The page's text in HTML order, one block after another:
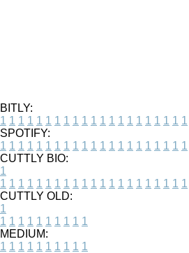
BITLY:
1 1 1 1 1 1 1 1 1 1 1 1 1 1 1 1 1 1 1 1 1
SPOTIFY:
1 1 1 1 1 1 1 1 1 1 1 1 1 1 1 1 1 1 1 1 1
CUTTLY BIO:
1
1 1 1 1 1 1 1 1 1 1 1 1 1 1 1 1 1 1 1 1 1
CUTTLY OLD:
1
1 1 1 1 1 1 1 1 1 1
MEDIUM:
1 1 1 1 1 1 1 1 1 1